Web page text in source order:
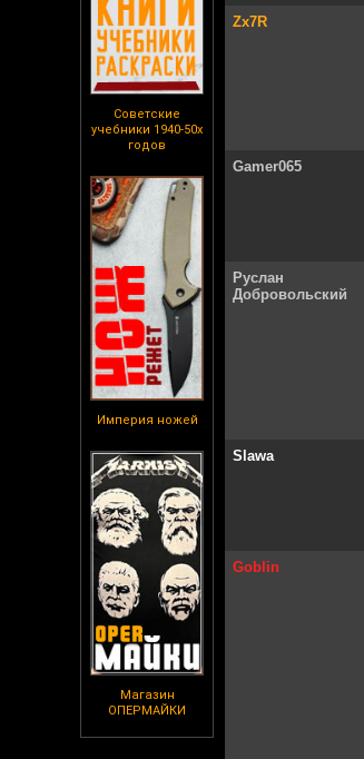
Советские
учебники 1940-50х
годов
Империя ножей
Магазин
ОПЕРМАЙКИ
Zx7R
Gamer065
Руслан
Добровольский
Slawa
Goblin